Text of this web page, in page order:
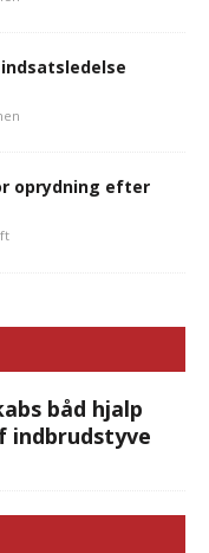
oprydning efter
båd hjalp
indbrudstyve